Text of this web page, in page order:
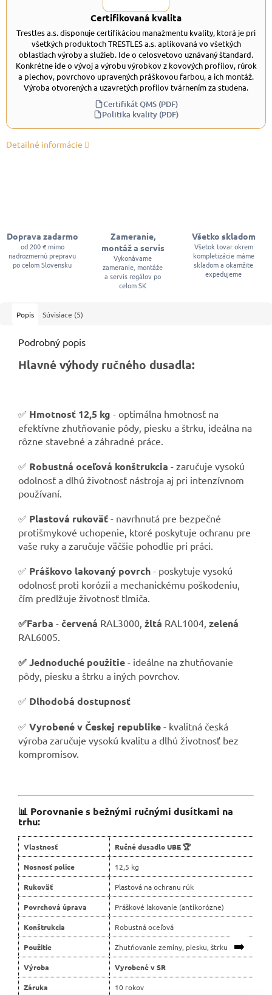
Certifikovaná kvalita
Trestles a.s. disponuje certifikáciou manažmentu kvality, ktorá je pri
všetkých produktoch TRESTLES a.s. aplikovaná vo všetkých
oblastiach výroby a služieb. Ide o celosvetovo uznávaný štandard.
Konkrétne ide o vývoj a výrobu výrobkov z kovových profilov, rúrok
a plechov, povrchovo upravených práškovou farbou, a ich montáž.
Výroba otvorených a uzavretých profilov tvárnením za studena.
Certifikát QMS (PDF)
Politika kvality (PDF)
Detailné informácie
Doprava zadarmo
od 200 € mimo
nadrozmernú prepravu
po celom Slovensku
Zameranie,
montáž a servis
Vykonávame
zameranie, montáže
a servis regálov po
celom SK
Všetko skladom
Všetok tovar okrem
kompletizácie máme
skladom a okamžite
expedujeme
Popis Súvisiace (5)
Podrobný popis
Hlavné výhody ručného dusadla:
✅ Hmotnosť 12,5 kg - optimálna hmotnosť na
efektívne zhutňovanie pôdy, piesku a štrku, ideálna na
rôzne stavebné a záhradné práce.
✅ Robustná oceľová konštrukcia - zaručuje vysokú
odolnosť a dlhú životnosť nástroja aj pri intenzívnom
používaní.
✅ Plastová rukoväť - navrhnutá pre bezpečné
protišmykové uchopenie, ktoré poskytuje ochranu pre
vaše ruky a zaručuje väčšie pohodlie pri práci.
✅ Práškovo lakovaný povrch - poskytuje vysokú
odolnosť proti korózii a mechanickému poškodeniu,
čím predlžuje životnosť tlmiča.
✅Farba - červená RAL3000, žltá RAL1004, zelená
RAL6005.
✅ Jednoduché použitie - ideálne na zhutňovanie
pôdy, piesku a štrku a iných povrchov.
✅ Dlhodobá dostupnosť
✅ Vyrobené v Českej republike - kvalitná česká
výroba zaručuje vysokú kvalitu a dlhú životnosť bez
kompromisov.
📊 Porovnanie s bežnými ručnými dusítkami na
trhu:
➡️
Vlastnosť Ručné dusadlo UBE 🏆
Nosnosť police 12,5 kg
Rukoväť Plastová na ochranu rúk
Povrchová úprava Práškové lakovanie (antikorózne)
Konštrukcia Robustná oceľová
Použitie Zhutňovanie zeminy, piesku, štrku
Výroba Vyrobené v SR
Záruka 10 rokov